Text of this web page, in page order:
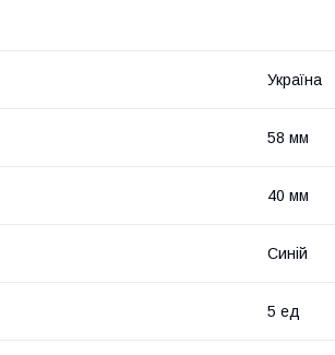
Україна
58 мм
40 мм
Синій
5 ед